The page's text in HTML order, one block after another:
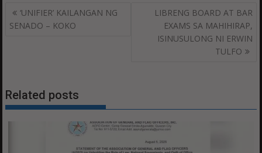
Post
navigation
‘UNIFIER’ KAILANGAN NG
SENADO – KOKO
LIBRENG BOARD AT BAR
EXAMS SA MAHIHIRAP,
ISINUSULONG NI ERWIN
TULFO
Related posts